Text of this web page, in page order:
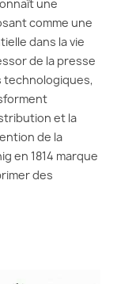
une
comme une
dans la vie
de la presse
technologiques,
et la
de la
en 1814 marque
des